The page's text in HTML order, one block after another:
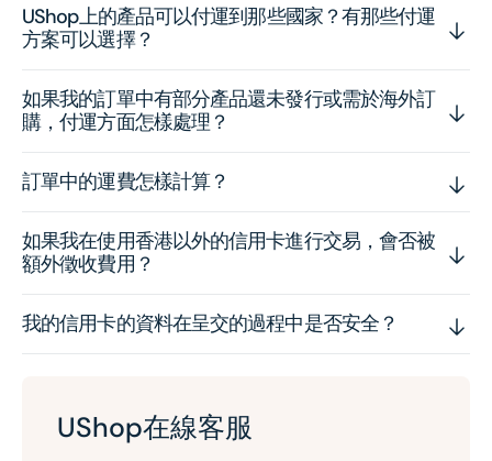
UShop上的產品可以付運到那些國家？有那些付運
方案可以選擇？
如果我的訂單中有部分產品還未發行或需於海外訂
購，付運方面怎樣處理？
訂單中的運費怎樣計算？
如果我在使用香港以外的信用卡進行交易，會否被
額外徵收費用？
我的信用卡的資料在呈交的過程中是否安全？
UShop在線客服